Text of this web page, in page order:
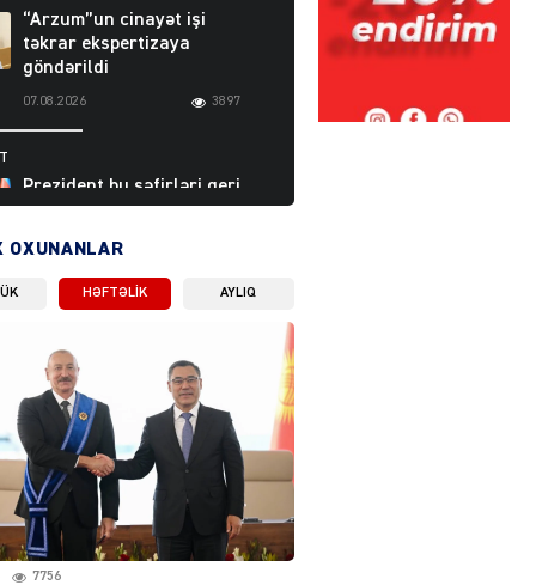
“Arzum”un cinayət işi
təkrar ekspertizaya
göndərildi
07.08.2026 3897
Prezident bu səfirləri geri
çağırdı – Abel
Moskvada güclü partlayış
səsləri eşidildi
07.08.2026 5487
Rusiya-Ukrayna
münaqişəsinin həllində
irəliləyiş var – Tramp
07.08.2026
OXUNANLAR
HƏFTƏLIK AYLIQ
7756